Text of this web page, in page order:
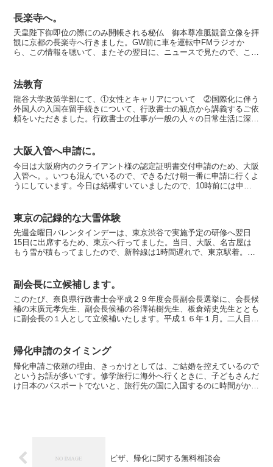
長楽寺へ。
天皇陛下御即位の際にのみ開帳される秘仏 御本尊准胝観音立像を拝
観に京都の長楽寺へ行きました。GW前に車を運転中FMラジオか
ら、この情報を聴いて、またその翌日に、ニュースで見たので、これ
法教育
龍谷大学政策学部にて、①女性とキャリアについて ②国際化に伴う
外国人の入国在留手続きについて、行政書士の観点から講義するご依
頼をいただきました。行政書士の仕事が一般の人々の日常生活に深く
大阪入管へ申請に。
今日は大阪府内のクライアント様の認定証明書交付申請のため、大阪
入管へ。。いつも混んでいるので、できるだけ朝一番に申請に行くよ
うにしています。今日は結構すいていましたので、10時前には申請
東京の記録的な大雪体験
先週金曜日バレンタインデーは、東京渋谷で実施予定の研修へ翌日
15日に出席するため、東京へ行ってました。当日、大阪、名古屋は
もう雪が積もってましたので、新幹線は1時間遅れで、東京駅着。東
副会長に立候補します。
このたび、奈良県行政書士会平成２９年度会長副会長選挙に、会長候
補の末廣元孝先生、副会長候補の谷澤祐樹先生、板倉靖史先生ととも
に副会長の１人として立候補いたします。平成１６年１月。二人目の
帰化申請のタイミング
帰化申請ご依頼の理由、きっかけとしては、ご結婚を控えているので
というお話が多いです。修学旅行に海外へ行くときに、子どもさんだ
け日本のパスポートでないと、旅行先の国に入国するのに時間がかか
ビザ、帰化に関する無料相談会